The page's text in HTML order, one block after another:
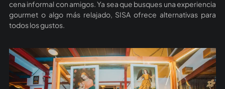
cena informal con amigos. Ya sea que busques una experiencia
gourmet o algo más relajado, SISA ofrece alternativas para
todos los gustos.